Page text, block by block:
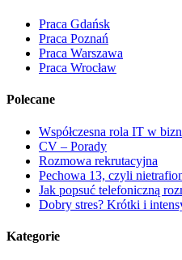
Praca Gdańsk
Praca Poznań
Praca Warszawa
Praca Wrocław
Polecane
Współczesna rola IT w
CV – Porady
Rozmowa rekrutacyjna
Pechowa 13, czyli
Jak popsuć telefoniczną
Dobry stres? Krótki i
Kategorie